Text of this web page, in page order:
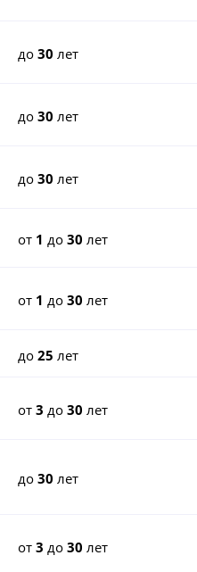
до30 лет
до30 лет
до30 лет
от 1 до30 лет
от 1 до30 лет
до25 лет
от3 до30 лет
до30 лет
от3 до30 лет